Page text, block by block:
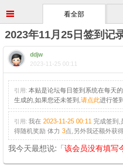
看全部
2023年11月25日签到记
ddjw
2023-11-25 00:11
引用: 本贴是论坛每日签到系统在每天
生成的,如果您还未签到,请点此进行签
引用: 我在 2023-11-25 00:11 完成签到,
得随机奖励 体力 3点,另外我还额外获
我今天最想说:「 该会员没有填写